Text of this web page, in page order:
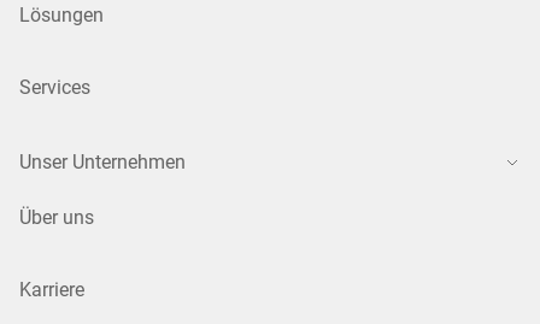
Lösungen
Services
Unser Unternehmen
Über uns
Karriere